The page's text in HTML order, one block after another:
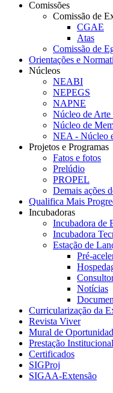
Comissões
Comissão de
CGAE
Atas
Comissão de
Orientações e
Núcleos
NEABI
NEPEGS
NAPNE
Núcleo de Arte
Núcleo de
NEA - Núcleo
Projetos e Programas
Fatos e fotos
Prelúdio
PROPEL
Demais ações
Qualifica Mais
Incubadoras
Incubadora de
Incubadora
Estação de
Pré-
Notícias
Curricularização da
Revista Viver
Mural de
Prestação
Certificados
SIGProj
SIGAA-Extensão